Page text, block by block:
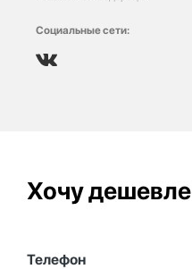
Социальные сети:
Хочу дешевле
Телефон